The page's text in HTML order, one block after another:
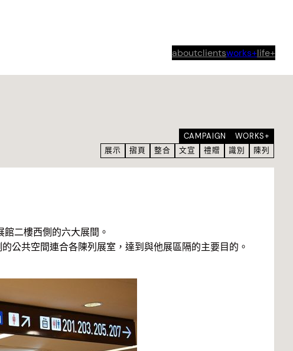
aboutclientsworks+life+
CAMPAIGN
WORKS+
展示
摺頁 整合 文宣 禮贈 識別 陳列
二樓西側的六大展間。
公共空間連合各陳列展室，達到與他展區隔的主要目的。